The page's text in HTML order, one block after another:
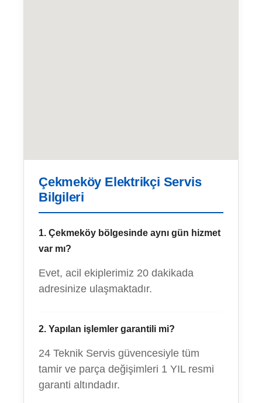
Çekmeköy Elektrikçi Servis
Bilgileri
1. Çekmeköy bölgesinde aynı gün hizmet
var mı?
Evet, acil ekiplerimiz 20 dakikada
adresinize ulaşmaktadır.
2. Yapılan işlemler garantili mi?
24 Teknik Servis güvencesiyle tüm
tamir ve parça değişimleri 1 YIL resmi
garanti altındadır.